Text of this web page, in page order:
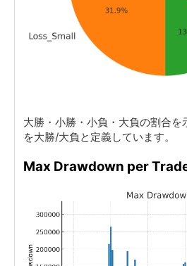
大勝・小勝・小負・大負の割合を
を大勝/大負と定義しています。
Max Drawdown per